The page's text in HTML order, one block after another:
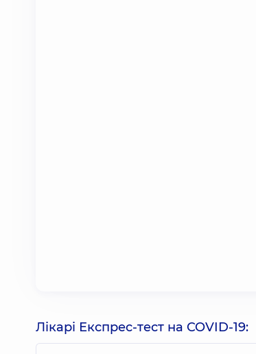
Лікарі Експрес-тест на COVID-19: